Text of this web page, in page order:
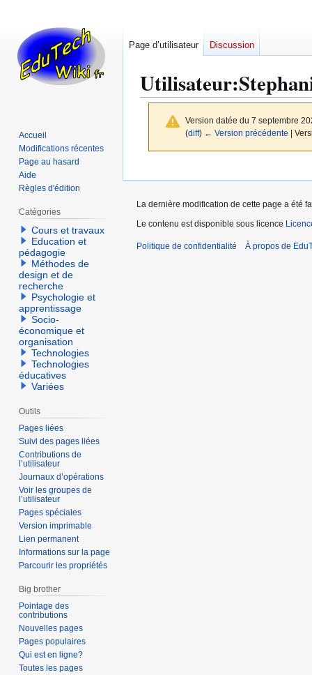
Utilisateur:
Version datée du 7 septembre
(diff) ← Version précédente |
la
la
Page d’utilisateur Discussion
Accueil
Modifications récentes
Page au hasard
Aide
Règles d'édition
Catégories
Cours et travaux
Education et
pédagogie
Méthodes de
design et de
recherche
Psychologie et
apprentissage
Socio-
économique et
organisation
Technologies
Technologies
éducatives
Variées
Outils
Pages liées
Suivi des pages liées
Contributions de
l’utilisateur
Journaux d’opérations
Voir les groupes de
l’utilisateur
Pages spéciales
Version imprimable
Lien permanent
Informations sur la page
Parcourir les propriétés
Big brother
Pointage des
contributions
Nouvelles pages
Pages populaires
Qui est en ligne?
Toutes les pages
La dernière modification de cette page a été
Le contenu est disponible sous licence
Politique de confidentialité À propos de